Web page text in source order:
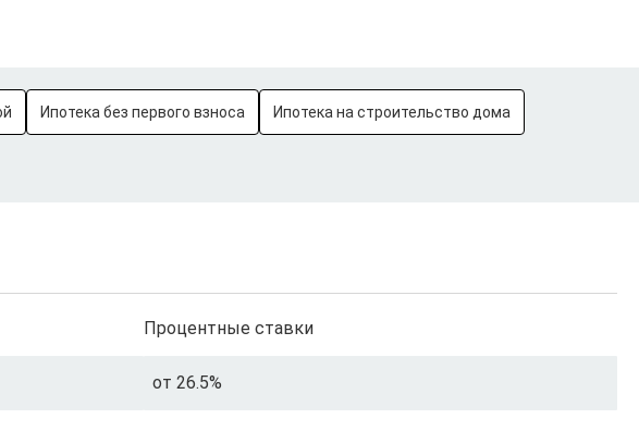
Ипотека без первого взноса Ипотека на строительство дома
Процентные ставки
от 26.5%